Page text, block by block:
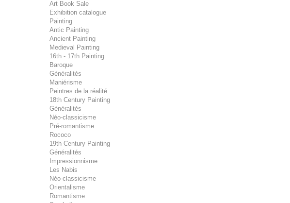
Art Book Sale
Exhibition catalogue
Painting
Antic Painting
Ancient Painting
Medieval Painting
16th - 17th Painting
Baroque
Généralités
Maniérisme
Peintres de la réalité
18th Century Painting
Généralités
Néo-classicisme
Pré-romantisme
Rococo
19th Century Painting
Généralités
Impressionnisme
Les Nabis
Néo-classicisme
Orientalisme
Romantisme